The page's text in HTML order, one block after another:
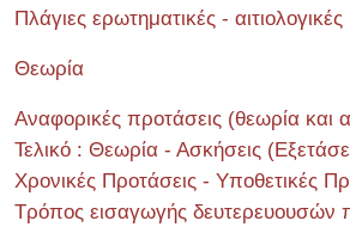
Πλάγιες ερωτηματικές - αιτιολογικές
Θεωρία
Αναφορικές προτάσεις (θεωρία και
Τελικό : Θεωρία - Ασκήσεις
Χρονικές Προτάσεις - Υποθετικές
Τρόπος εισαγωγής δευτερευουσών